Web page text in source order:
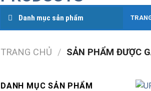
Danh mục sản phẩm
TRANG CHỦ / SẢN PHẨM ĐƯỢC
DANH MỤC SẢN PHẨM